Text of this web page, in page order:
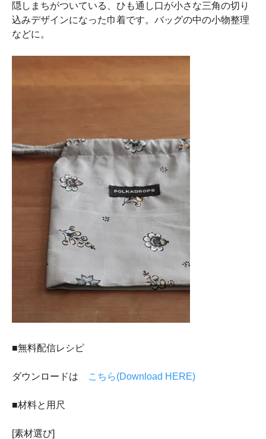
隠しまちがついている、ひも通し口が小さな三角の切り
込みデザインになった巾着です。バッグの中の小物整理
などに。
■無料配信レシピ
ダウンロードは こちら(Download HERE)
■材料と用尺
[素材選び]